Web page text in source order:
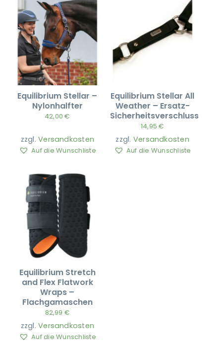
Equilibrium Stellar –
Nylonhalfter
42,00€
zzgl.Versandkosten
Auf die Wunschliste
Equilibrium Stellar All
Weather – Ersatz-
Sicherheitsverschluss
14,95€
zzgl. Versandkosten
Auf die Wunschliste
Equilibrium Stretch
and Flex Flatwork
Wraps –
Flachgamaschen
82,99 €
zzgl.Versandkosten
Auf die Wunschliste